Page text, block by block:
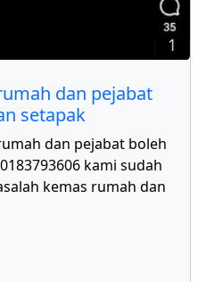
1
dan pejabat
setapak
dan pejabat boleh
kami sudah
kemas rumah dan